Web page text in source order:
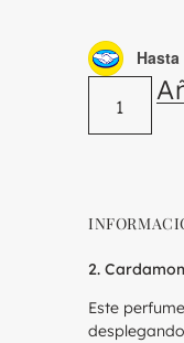
2.
Este